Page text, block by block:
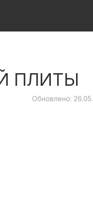
ПЛИТЫ
Обновлено: